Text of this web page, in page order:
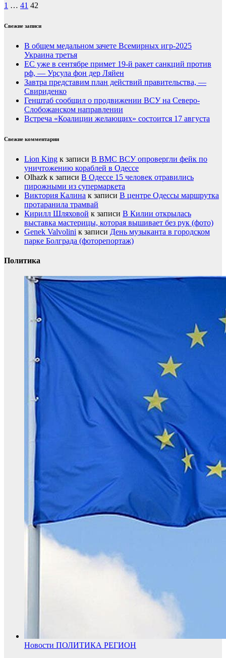
1 … 41 42
Свежие записи
В общем медальном зачете Всемирных игр-2025
Украина третья
ЕС уже в сентябре примет 19-й ракет санкций против
рф, — Урсула фон дер Ляйен
Завтра представим план действий правительства, —
Свириденко
Генштаб сообщил о продвижении ВСУ на Северо-
Слобожанском направлении
Встреча «Коалиции желающих» состоится 17 августа
Свежие комментарии
Lion King к записи В ВМС ВСУ опровергли фейк по
уничтожению кораблей в Одессе
Olhazk к записи В Одессе 15 человек отравились
пирожными из супермаркета
Виктория Калина к записи В центре Одессы маршрутка
протаранила трамвай
Кирилл Шляховой к записи В Килии открылась
выставка мастерицы, которая вышивает без рук (фото)
Genek Valvolini к записи День музыканта в городском
парке Болграда (фоторепортаж)
Политика
Новости ПОЛИТИКА РЕГИОН